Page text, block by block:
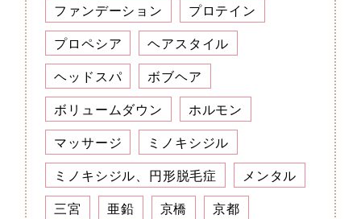
ファンデーション
プロテイン
プロペシア
ヘアスタイル
ヘッドスパ
ボブヘア
ボリュームダウン
ホルモン
マッサージ
ミノキシジル
ミノキシジル、円形脱毛症
メンタル
三宮
亜鉛 京橋
京都